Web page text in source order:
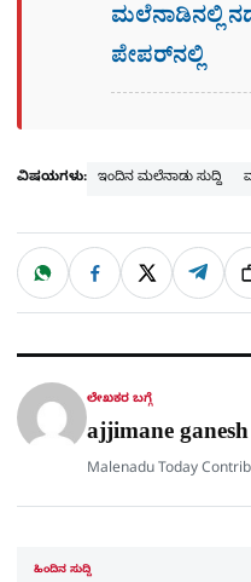
ಮಲೆನಾಡಿನಲ್ಲಿ
ಪೇಪರ್​​​​ನಲ್ಲಿ
ವಿಷಯಗಳು: ಇಂದಿನ ಮಲೆನಾಡು ಸುದ್ದಿ
ಹಂಚಿಕೊಳ್ಳಿ
W
a
t
p
p
F
c
e
o
k
X T
l
e
a
m
ಲೇಖಕರ ಬಗ್ಗೆ
ajjimane ganesh
Malenadu Today
ಹಿಂದಿನ ಸುದ್ದಿ